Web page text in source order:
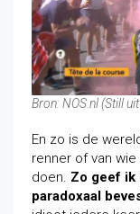
Bron: NOS.nl (Still
En zo is de
renner of van
doen. Zo geef ik
paradoxaal